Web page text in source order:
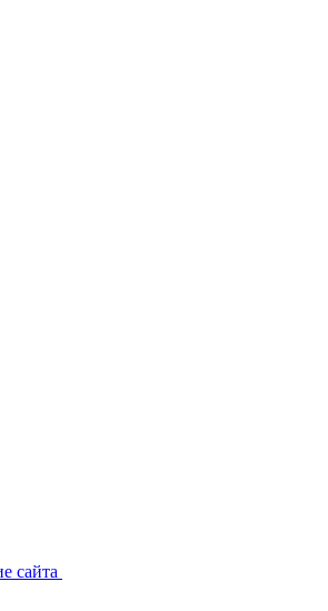
сайта